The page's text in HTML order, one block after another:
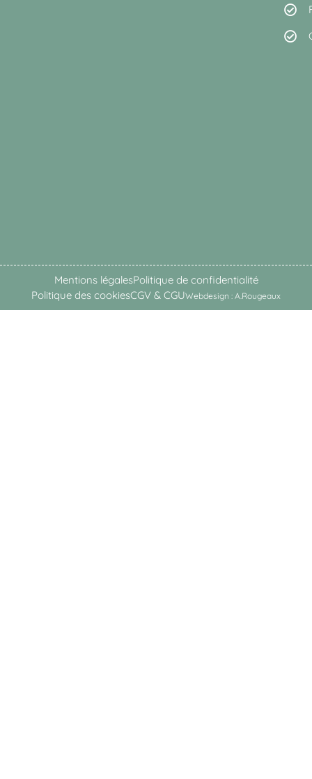
Mentions légalesPolitique de confidentialité
Politique des cookiesCGV & CGUWebdesign : A.Rougeaux